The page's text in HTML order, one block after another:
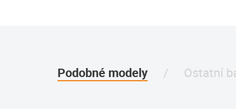
Podobné modely Ostatní